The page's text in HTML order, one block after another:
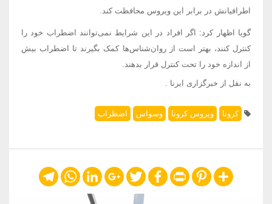
اطرافیانش در برابر این ویروس محافظت کند.
گویا اظهار کرد: اگر افراد در این شرایط نمی‌توانند اضطراب خود را
کنترل کنند، بهتر است از روان‌شناس‌ها کمک بگیرند تا اضطراب بیش
از اندازه خود را تحت کنترل قرار بدهند.
به نقل از خبرگزاری ایرنا .
کرونا ویروس کرونا وسواس اضظراب
Share
Pinterest
Print
Facebook
Twitter
Google+
LinkedIn
WhatsApp
Telegram